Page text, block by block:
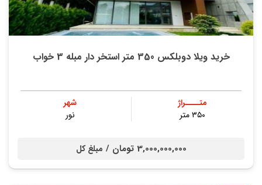
خرید ویلا دوبلکس 350 متر استخر دار مبله 3 خواب
متــــراژ
۳۵۰ متر
شهر
نور
3,000,000,000 تومان / مبلغ کل